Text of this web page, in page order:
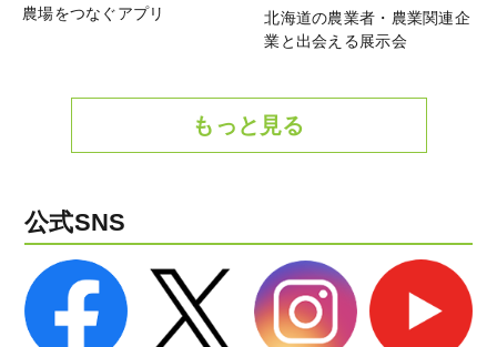
農場をつなぐアプリ
北海道の農業者・農業関連企
業と出会える展示会
もっと見る
公式SNS